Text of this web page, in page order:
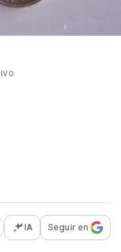
opciones para
IA Seguir en